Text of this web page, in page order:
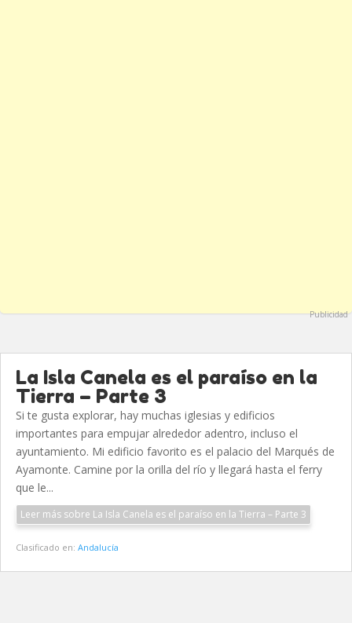
Publicidad
La Isla Canela es el paraíso en la
Tierra – Parte 3
Si te gusta explorar, hay muchas iglesias y edificios
importantes para empujar alrededor adentro, incluso el
ayuntamiento. Mi edificio favorito es el palacio del Marqués de
Ayamonte. Camine por la orilla del río y llegará hasta el ferry
que le...
Leer más sobre La Isla Canela es el paraíso en la Tierra – Parte 3
Clasificado en: Andalucía